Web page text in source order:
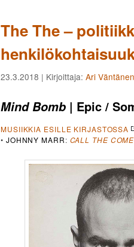
The The –
23.3.2018 | Kirjoittaja: Ari Väntänen
Mind Bomb | Epic /
MUSIIKKIA ESILLE KIRJASTOSSA
• JOHNNY MARR: CALL THE